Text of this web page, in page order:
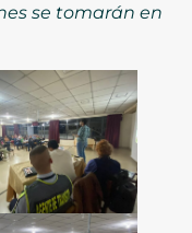
se tomarán en